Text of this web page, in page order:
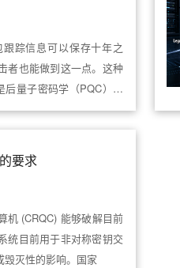
踪信息可以保存十年之
者也能做到这一点。这种
后量子密码学（PQC）从
要求
机 (CRQC) 能够破解目前
统目前用于非对称密钥交
灭性的影响。国家